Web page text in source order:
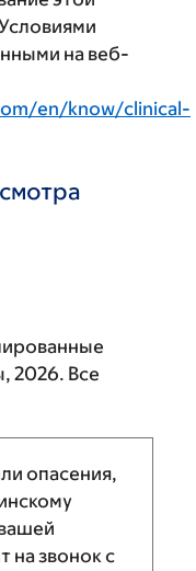
на веб-
en/know/clinical-
2026. Все
опасения,
на звонок с